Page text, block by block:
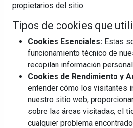
propietarios del sitio.
Tipos de cookies que
Cookies Esenciales: Estas
funcionamiento técnico de
recopilan información personal.
Cookies de Rendimiento y
entender cómo los visitantes
nuestro sitio web,
sobre las áreas visitadas, el
cualquier problema